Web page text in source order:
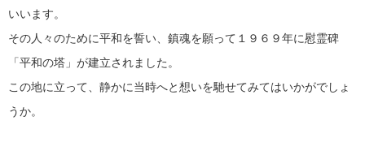
いいます。
その人々のために平和を誓い、鎮魂を願って１９６９年に慰霊碑
「平和の塔」が建立されました。
この地に立って、静かに当時へと想いを馳せてみてはいかがでしょ
うか。